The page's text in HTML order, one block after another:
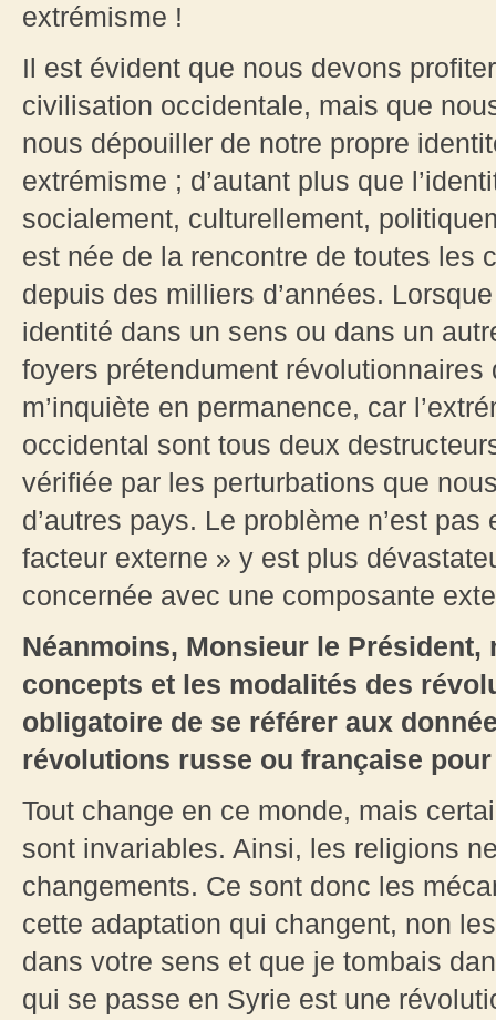
extrémisme !
Il est évident que nous devons
civilisation occidentale, mais que
nous dépouiller de notre propre
extrémisme ; d’autant plus que
socialement, culturellement,
est née de la rencontre de toutes les
depuis des milliers d’années.
identité dans un sens ou dans un
foyers prétendument révolutionnaires
m’inquiète en permanence, car
occidental sont tous deux
vérifiée par les perturbations que
d’autres pays. Le problème n’est
facteur externe » y est plus
concernée avec une composante
Néanmoins, Monsieur le
concepts et les modalités des
obligatoire de se référer aux
révolutions russe ou française
Tout change en ce monde, mais
sont invariables. Ainsi, les religions
changements. Ce sont donc les
cette adaptation qui changent, non
dans votre sens et que je tombais
qui se passe en Syrie est une